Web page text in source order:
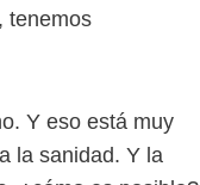
tenemos
Y eso está muy
la sanidad. Y la